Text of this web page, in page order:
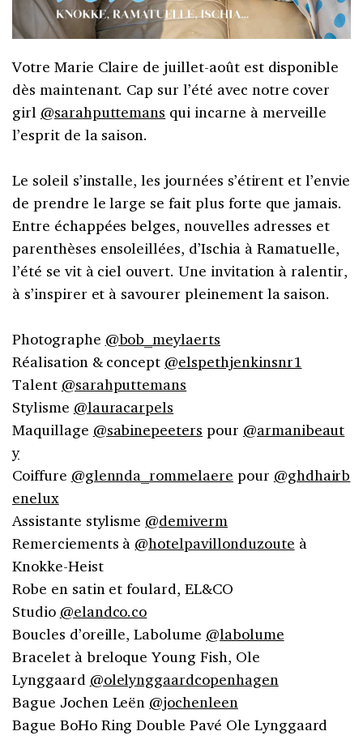
Votre Marie Claire de juillet-août est disponible
dès maintenant. Cap sur l’été avec notre cover
girl @sarahputtemans qui incarne à merveille
l’esprit de la saison.⁣
Le soleil s’installe, les journées s’étirent et l’envie
de prendre le large se fait plus forte que jamais.
Entre échappées belges, nouvelles adresses et
parenthèses ensoleillées, d’Ischia à Ramatuelle,
l’été se vit à ciel ouvert. Une invitation à ralentir,
à s’inspirer et à savourer pleinement la saison.⁣
Photographe @bob_meylaerts
Réalisation & concept @elspethjenkinsnr1
Talent @sarahputtemans
Stylisme @lauracarpels
Maquillage @sabinepeeters pour @armanibeaut
y
Coiffure @glennda_rommelaere pour @ghdhairb
enelux
Assistante stylisme @demiverm
Remerciements à @hotelpavillonduzoute à
Knokke-Heist⁣
Robe en satin et foulard, EL&CO
Studio @elandco.co
Boucles d’oreille, Labolume @labolume
Bracelet à breloque Young Fish, Ole
Lynggaard @olelynggaardcopenhagen
Bague Jochen Leën @jochenleen
Bague BoHo Ring Double Pavé Ole Lynggaard